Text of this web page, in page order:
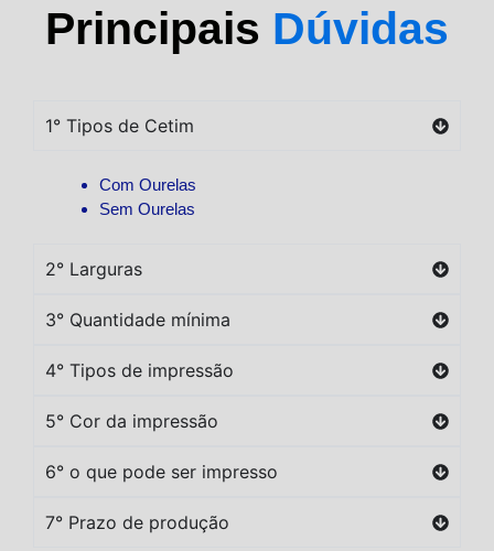
Principais Dúvidas
1° Tipos de Cetim
Com Ourelas
Sem Ourelas
2° Larguras
3° Quantidade mínima
4° Tipos de impressão
5° Cor da impressão
6° o que pode ser impresso
7° Prazo de produção